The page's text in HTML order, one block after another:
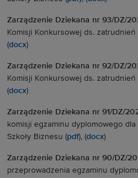
Zarządzenie Dziekana nr 93/DZ/
Komisji Konkursowej ds. zatrudnień
(docx)
Zarządzenie Dziekana nr 92/DZ/
Komisji Konkursowej ds.
(docx)
Zarządzenie Dziekana nr 91/DZ/
komisji egzaminu dyplomowego
Szkoły Biznesu (pdf), (docx)
Zarządzenie Dziekana nr 90/DZ/
przeprowadzenia egzaminu